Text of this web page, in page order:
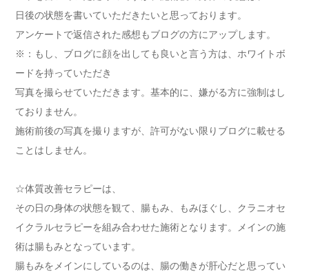
日後の状態を書いていただきたいと思っております。
アンケートで返信された感想もブログの方にアップします。
※：もし、ブログに顔を出しても良いと言う方は、ホワイトボ
ードを持っていただき
写真を撮らせていただきます。基本的に、嫌がる方に強制はし
ておりません。
施術前後の写真を撮りますが、許可がない限りブログに載せる
ことはしません。
☆体質改善セラピーは、
その日の身体の状態を観て、腸もみ、もみほぐし、クラニオセ
イクラルセラピーを組み合わせた施術となります。メインの施
術は腸もみとなっています。
腸もみをメインにしているのは、腸の働きが肝心だと思ってい